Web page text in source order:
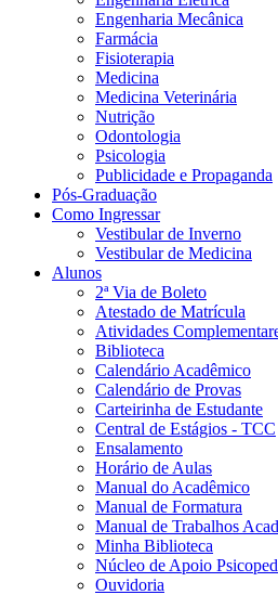
Engenharia Mecânica
Farmácia
Fisioterapia
Medicina
Medicina Veterinária
Nutrição
Odontologia
Psicologia
Publicidade e Propaganda
Pós-Graduação
Como Ingressar
Vestibular de Inverno
Vestibular de Medicina
Alunos
2ª Via de Boleto
Atestado de Matrícula
Atividades
Biblioteca
Calendário Acadêmico
Calendário de Provas
Carteirinha de Estudante
Central de Estágios - TCC
Ensalamento
Horário de Aulas
Manual do Acadêmico
Manual de Formatura
Manual de Trabalhos
Minha Biblioteca
Núcleo de Apoio
Ouvidoria